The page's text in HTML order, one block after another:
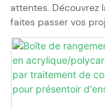
attentes. Découvrez
faites passer vos